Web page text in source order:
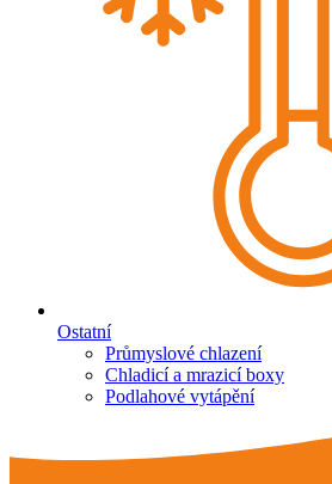
Ostatní
Průmyslové chlazení
Chladicí a mrazicí boxy
Podlahové vytápění